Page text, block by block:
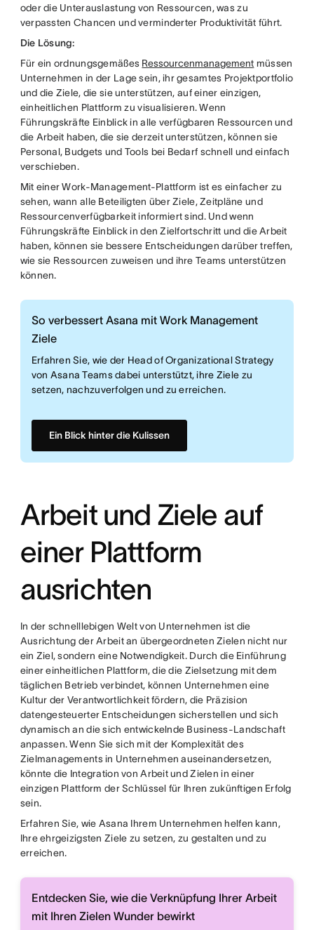
oder die Unterauslastung von Ressourcen, was zu
verpassten Chancen und verminderter Produktivität führt.
Die Lösung:
Für ein ordnungsgemäßes Ressourcenmanagement müssen
Unternehmen in der Lage sein, ihr gesamtes Projektportfolio
und die Ziele, die sie unterstützen, auf einer einzigen,
einheitlichen Plattform zu visualisieren. Wenn
Führungskräfte Einblick in alle verfügbaren Ressourcen und
die Arbeit haben, die sie derzeit unterstützen, können sie
Personal, Budgets und Tools bei Bedarf schnell und einfach
verschieben.
Mit einer Work-Management-Plattform ist es einfacher zu
sehen, wann alle Beteiligten über Ziele, Zeitpläne und
Ressourcenverfügbarkeit informiert sind. Und wenn
Führungskräfte Einblick in den Zielfortschritt und die Arbeit
haben, können sie bessere Entscheidungen darüber treffen,
wie sie Ressourcen zuweisen und ihre Teams unterstützen
können.
So verbessert Asana mit Work Management
Ziele
Erfahren Sie, wie der Head of Organizational Strategy
von Asana Teams dabei unterstützt, ihre Ziele zu
setzen, nachzuverfolgen und zu erreichen.
Ein Blick hinter die Kulissen
Arbeit und Ziele auf
einer Plattform
ausrichten
In der schnelllebigen Welt von Unternehmen ist die
Ausrichtung der Arbeit an übergeordneten Zielen nicht nur
ein Ziel, sondern eine Notwendigkeit. Durch die Einführung
einer einheitlichen Plattform, die die Zielsetzung mit dem
täglichen Betrieb verbindet, können Unternehmen eine
Kultur der Verantwortlichkeit fördern, die Präzision
datengesteuerter Entscheidungen sicherstellen und sich
dynamisch an die sich entwickelnde Business-Landschaft
anpassen. Wenn Sie sich mit der Komplexität des
Zielmanagements in Unternehmen auseinandersetzen,
könnte die Integration von Arbeit und Zielen in einer
einzigen Plattform der Schlüssel für Ihren zukünftigen Erfolg
sein.
Erfahren Sie, wie Asana Ihrem Unternehmen helfen kann,
Ihre ehrgeizigsten Ziele zu setzen, zu gestalten und zu
erreichen.
Entdecken Sie, wie die Verknüpfung Ihrer Arbeit
mit Ihren Zielen Wunder bewirkt